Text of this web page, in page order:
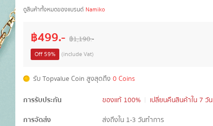
ดูสินค้าทั้งหมดของแบรนด์ Namiko
฿499.- ฿1,190.-
Off59% (include Vat)
รับ Topvalue Coin สูงสุดถึง 0 Coins
การรับประกัน
ของแท้ 100% เปลี่ยนคืนสินค้าใน 7 วัน
การจัดส่ง
ส่งถึงใน 1-3 วันทำการ